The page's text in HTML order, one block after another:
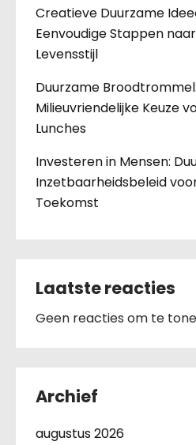
Creatieve Duurzame
Eenvoudige Stappen
Levensstijl
Duurzame
Milieuvriendelijke Keuze
Lunches
Investeren in Mensen:
Inzetbaarheidsbeleid
Toekomst
Laatste reacties
Geen reacties om te
Archief
augustus 2026